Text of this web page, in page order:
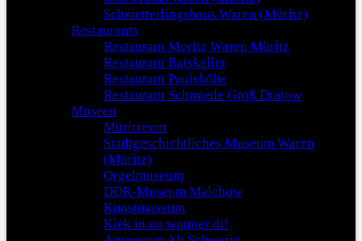
Schmetterlingshaus Waren (Müritz)
Restaurants
Restaurant Moritz Waren Müritz
Restaurant Ratskeller
Restaurant Paulshöhe
Restaurant Schmiede Groß Dratow
Museen
Müritzeum
Stadtgeschichtliches Museum Waren
(Müritz)
Orgelmuseum
DDR-Museum Malchow
Kunstmuseum
Kiek in un wunner di!